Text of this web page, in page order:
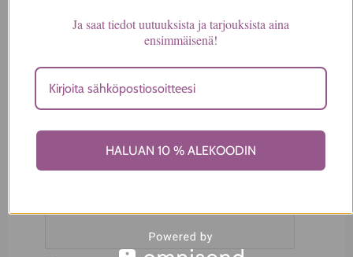
Nimi*
Ja saat tiedot uutuuksista ja tarjouksista aina
ensimmäisenä!
HALUAN 10 % ALEKOODIN